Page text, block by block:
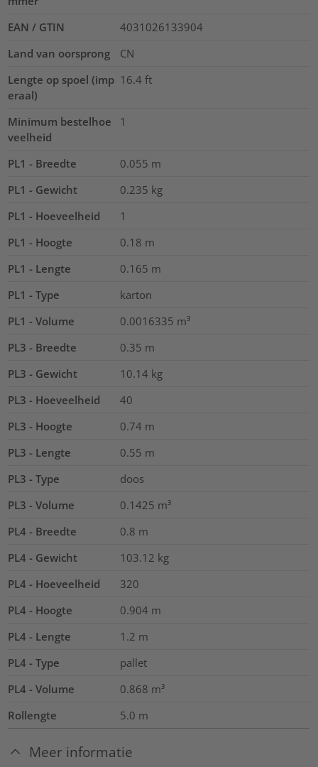
EAN / GTIN
4031026133904
Land van oorsprong
CN
Lengte op spoel (imp
eraal)
16.4 ft
Minimum bestelhoe
veelheid
1
PL1 - Breedte 0.055 m
PL1 - Gewicht
0.235 kg
PL1 - Hoeveelheid
1
PL1 - Hoogte
0.18 m
PL1 - Lengte
0.165 m
PL1 - Type
karton
PL1 - Volume
0.0016335 m³
PL3 - Breedte
0.35 m
PL3 - Gewicht
10.14 kg
PL3 - Hoeveelheid
40
PL3 - Hoogte
0.74 m
PL3 - Lengte
0.55 m
PL3 - Type
doos
PL3 - Volume
0.1425 m³
PL4 - Breedte
0.8 m
PL4 - Gewicht
103.12 kg
PL4 - Hoeveelheid
320
PL4 - Hoogte
0.904 m
PL4 - Lengte
1.2 m
PL4 - Type
pallet
PL4 - Volume
0.868 m³
Rollengte
5.0 m
Meer informatie